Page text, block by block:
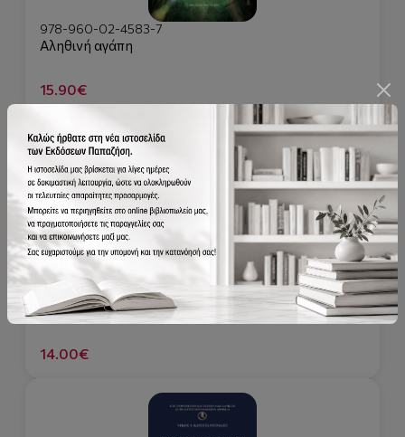
978-960-02-4583-7
Αληθινή αγάπη
15.90€
978-960-02-4219-5
Πολίτης ένοχος;
14.00€